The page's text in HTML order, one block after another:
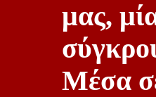
μας,
Μέσα